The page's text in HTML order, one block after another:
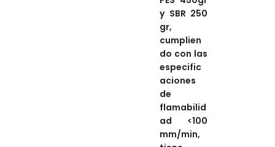
y SBR 250
gr,
cumplien
do con las
especific
aciones
de
flamabilid
ad <100
mm/min,